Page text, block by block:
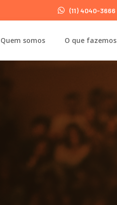
(11) 4040-3666
Quem somos O que fazemos